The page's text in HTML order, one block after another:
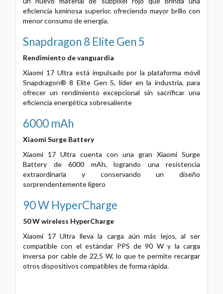
eficiencia luminosa superior, ofreciendo mayor brillo con
menor consumo de energía.
Snapdragon 8 Elite Gen 5
Rendimiento de vanguardia
Xiaomi 17 Ultra está impulsado por la plataforma móvil
Snapdragon® 8 Elite Gen 5, líder en la industria, para
ofrecer un rendimiento excepcional sin sacrificar una
eficiencia energética sobresaliente
6000 mAh
Xiaomi Surge Battery
Xiaomi 17 Ultra cuenta con una gran Xiaomi Surge
Battery de 6000 mAh, logrando una resistencia
extraordinaria y conservando un diseño
sorprendentemente ligero
90 W HyperCharge
50 W wireless HyperCharge
Xiaomi 17 Ultra lleva la carga aún más lejos, al ser
compatible con el estándar PPS de 90 W y la carga
inversa por cable de 22,5 W, lo que te permite recargar
otros dispositivos compatibles de forma rápida.